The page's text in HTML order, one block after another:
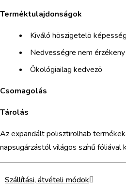
Terméktulajdonságok
Kiváló höszigetelö képesség
Nedvességre nem érzékeny
Ökológiailag kedvezö
Csomagolás
Tárolás
Az expandált polisztirolhab
napsugárzástól világos színű
Szállítási, átvételi módok